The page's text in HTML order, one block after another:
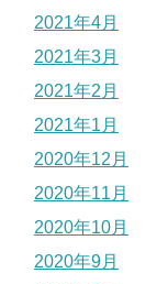
2021年4月
2021年3月
2021年2月
2021年1月
2020年12月
2020年11月
2020年10月
2020年9月